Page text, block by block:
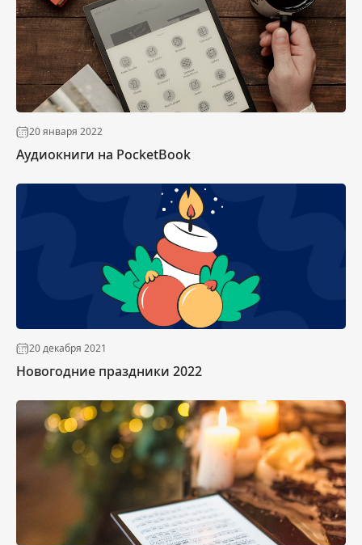
20 января 2022
Аудиокниги на PocketBook
20 декабря 2021
Новогодние праздники 2022